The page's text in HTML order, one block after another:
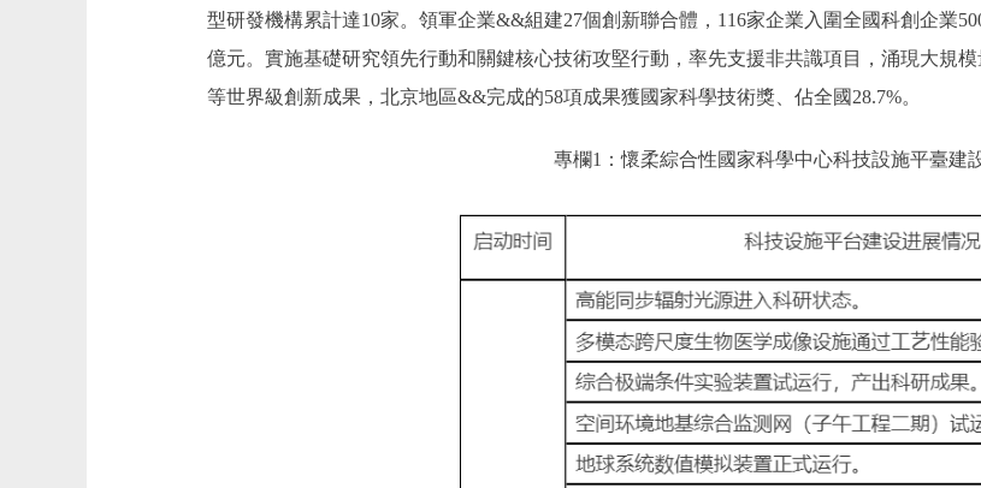
型研發機構累計達10家。領軍企業&&組建27個創新聯合體，116家企業入圍全國科創企業
億元。實施基礎研究領先行動和關鍵核心技術攻堅行動，率先支援非共識項目，涌現大規
等世界級創新成果，北京地區&&完成的58項成果獲國家科學技術獎、佔全國28.7%。
專欄1：懷柔綜合性國家科學中心科技設施平臺建